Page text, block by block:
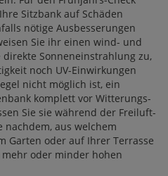
Sitzbank auf Schäden
nötige Ausbesserungen
Sie ihr einen wind- und
Sonneneinstrahlung zu,
noch UV-Einwirkungen
nicht möglich ist, ein
komplett vor Witterungs-
Sie sie während der Freiluft-
nachdem, aus welchem
Garten oder auf Ihrer Terrasse
oder minder hohen